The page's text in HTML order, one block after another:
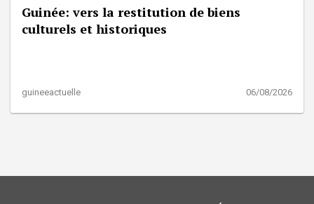
Guinée: vers la restitution de biens
culturels et historiques
guineeactuelle 06/08/2026